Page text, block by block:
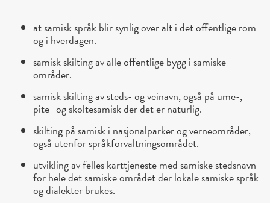
at samisk språk blir synlig over alt i det offentlige rom
og i hverdagen.
samisk skilting av alle offentlige bygg i samiske
områder.
samisk skilting av steds- og veinavn, også på ume-,
pite- og skoltesamisk der det er naturlig.
skilting på samisk i nasjonalparker og verneområder,
også utenfor språkforvaltningsområdet.
utvikling av felles karttjeneste med samiske stedsnavn
for hele det samiske området der lokale samiske språk
og dialekter brukes.